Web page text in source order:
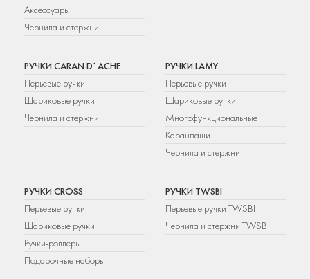
Аксессуары
Чернила и стержни
РУЧКИ CARAN D`ACHE
Перьевые ручки
Шариковые ручки
Чернила и стержни
РУЧКИ LAMY
Перьевые ручки
Шариковые ручки
Многофункциональные
Карандаши
Чернила и стержни
РУЧКИ CROSS
Перьевые ручки
Шариковые ручки
Ручки-роллеры
Подарочные наборы
РУЧКИ TWSBI
Перьевые ручки TWSBI
Чернила и стержни TWSBI